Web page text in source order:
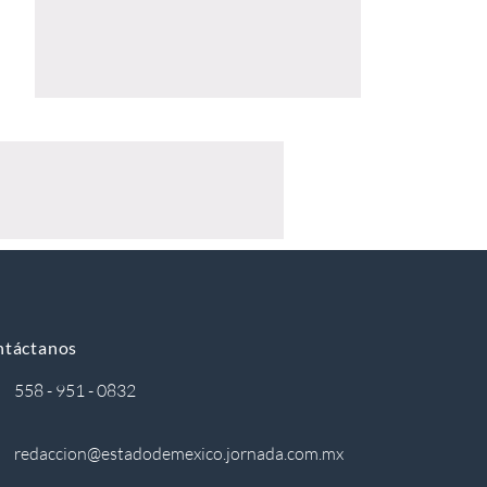
558 - 951 - 0832
redaccion@estadodemexico.jornada.com.mx